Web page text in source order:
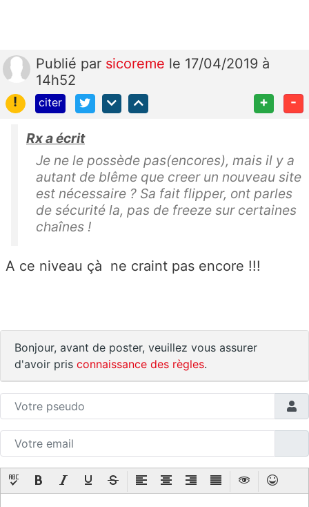
Publié par sicoreme le 17/04/2019 à
14h52
!
citer + -
Rx a écrit
Je ne le possède pas(encores), mais il y a
autant de blême que creer un nouveau site
est nécessaire ? Sa fait flipper, ont parles
de sécurité la, pas de freeze sur certaines
chaînes !
A ce niveau çà ne craint pas encore !!!
Bonjour, avant de poster, veuillez vous assurer
d'avoir pris connaissance des règles.